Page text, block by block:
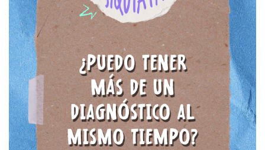
Trastorno por Déficit de
Atención e Hiperactividad
(TDAH)
Trastornos de la
Conducta Alimentaria
(TCA)
Adicciones
Prevención de Suicidio